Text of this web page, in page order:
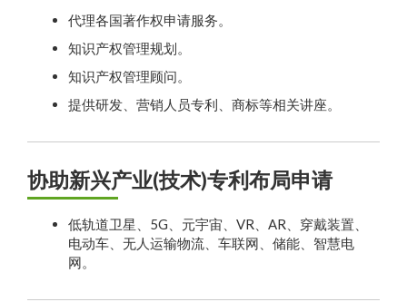
代理各国著作权申请服务。
知识产权管理规划。
知识产权管理顾问。
提供研发、营销人员专利、商标等相关讲座。
协助新兴产业(技术)专利布局申请
低轨道卫星、5G、元宇宙、VR、AR、穿戴装置、
电动车、无人运输物流、车联网、储能、智慧电
网。